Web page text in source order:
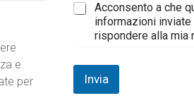
e
per
Acconsento a che
informazioni
rispondere alla mia
Invia